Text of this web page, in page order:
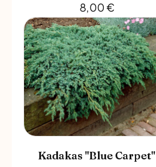
8,00 €
Kadakas "Blue Carpet"